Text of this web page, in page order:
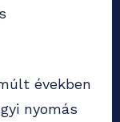
években
nyomás